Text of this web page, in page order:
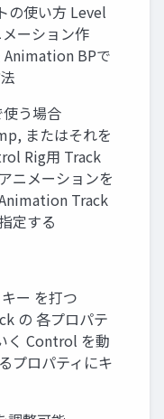
の使い方 Level
ーション作
Animation BPで
う場合
またはそれを
Rig用 Track
ニメーションを
Track
定する
ー を打つ
の 各プロパテ
く Control を動
プロパティにキ